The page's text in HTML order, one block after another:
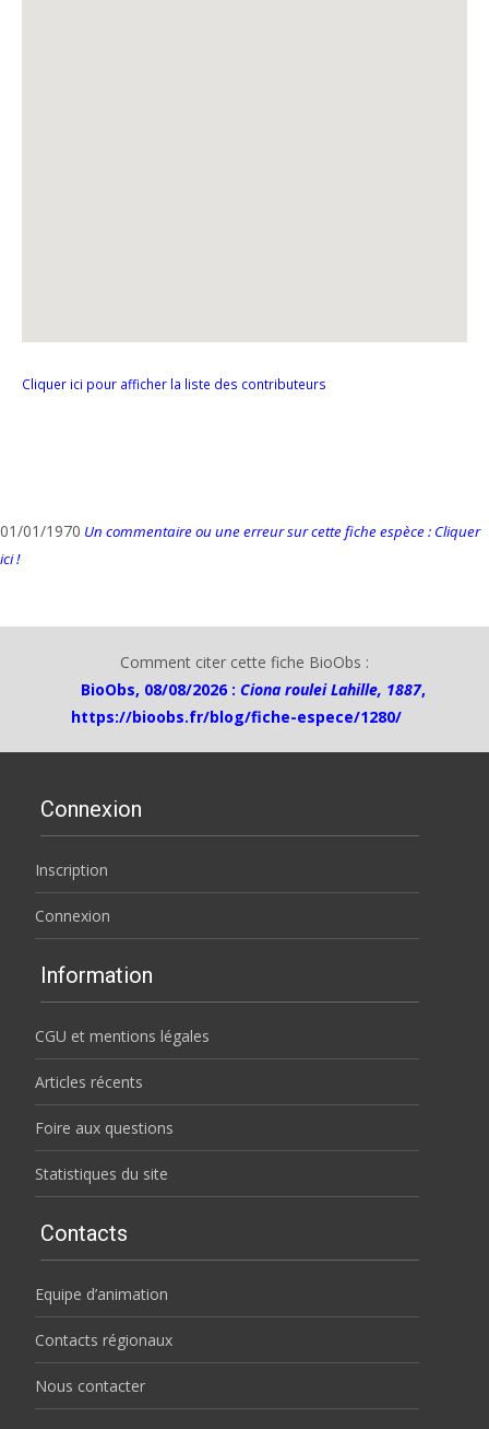
Cliquer ici pour afficher la liste des contributeurs
01/01/1970 Un commentaire ou une erreur sur cette fiche espèce : Cliquer
ici !
Comment citer cette fiche BioObs :
BioObs, 08/08/2026 : Ciona roulei Lahille, 1887,
https://bioobs.fr/blog/fiche-espece/1280/
Connexion
Inscription
Connexion
Information
CGU et mentions légales
Articles récents
Foire aux questions
Statistiques du site
Contacts
Equipe d’animation
Contacts régionaux
Nous contacter